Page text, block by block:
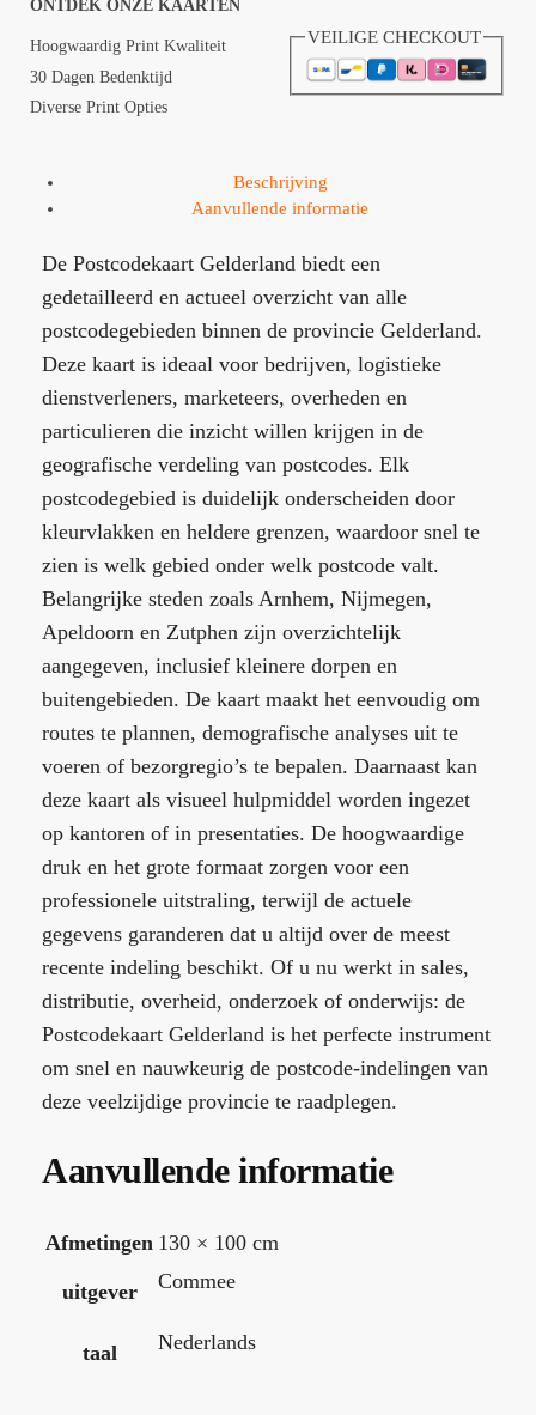
ONTDEK ONZE KAARTEN
Hoogwaardig Print Kwaliteit
30 Dagen Bedenktijd
Diverse Print Opties
VEILIGE CHECKOUT
Beschrijving
Aanvullende informatie
De Postcodekaart Gelderland biedt een
gedetailleerd en actueel overzicht van alle
postcodegebieden binnen de provincie Gelderland.
Deze kaart is ideaal voor bedrijven, logistieke
dienstverleners, marketeers, overheden en
particulieren die inzicht willen krijgen in de
geografische verdeling van postcodes. Elk
postcodegebied is duidelijk onderscheiden door
kleurvlakken en heldere grenzen, waardoor snel te
zien is welk gebied onder welk postcode valt.
Belangrijke steden zoals Arnhem, Nijmegen,
Apeldoorn en Zutphen zijn overzichtelijk
aangegeven, inclusief kleinere dorpen en
buitengebieden. De kaart maakt het eenvoudig om
routes te plannen, demografische analyses uit te
voeren of bezorgregio’s te bepalen. Daarnaast kan
deze kaart als visueel hulpmiddel worden ingezet
op kantoren of in presentaties. De hoogwaardige
druk en het grote formaat zorgen voor een
professionele uitstraling, terwijl de actuele
gegevens garanderen dat u altijd over de meest
recente indeling beschikt. Of u nu werkt in sales,
distributie, overheid, onderzoek of onderwijs: de
Postcodekaart Gelderland is het perfecte instrument
om snel en nauwkeurig de postcode-indelingen van
deze veelzijdige provincie te raadplegen.
Aanvullende informatie
Afmetingen 130 × 100 cm
uitgever Commee
taal Nederlands